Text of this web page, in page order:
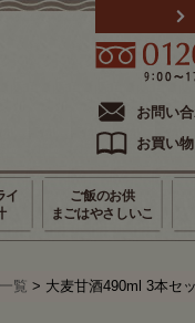
お問い
お買い
イ
ご飯のお供
まごはやさしいこ
覧 > 大麦甘酒490ml 3本セ